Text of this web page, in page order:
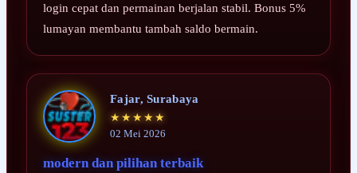
login cepat dan permainan berjalan stabil. Bonus 5%
lumayan membantu tambah saldo bermain.
Fajar, Surabaya
★★★★★
02 Mei 2026
modern dan pilihan terbaik